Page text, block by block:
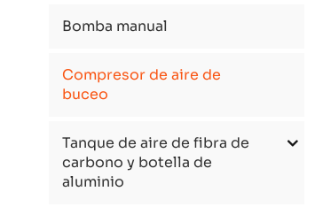
Bomba manual
Compresor de aire de
buceo
Tanque de aire de fibra de
carbono y botella de
aluminio